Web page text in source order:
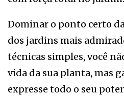
Dominar o ponto certo
dos jardins mais
técnicas simples, você
vida da sua planta, mas
expresse todo o seu